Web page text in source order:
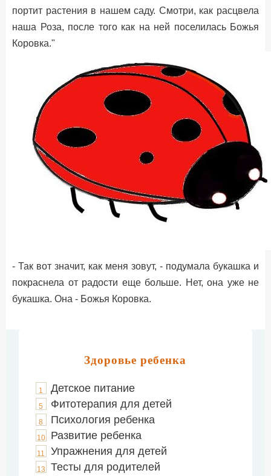
портит растения в нашем саду. Смотри, как расцвела
наша Роза, после того как на ней поселилась Божья
Коровка."
- Так вот значит, как меня зовут, - подумала букашка и
покраснела от радости еще больше. Нет, она уже не
букашка. Она - Божья Коровка.
Здоровье ребенка
1 Детское питание
5 Фитотерапия для детей
8 Психология ребенка
10 Развитие ребенка
11 Упражнения для детей
13 Тесты для родителей